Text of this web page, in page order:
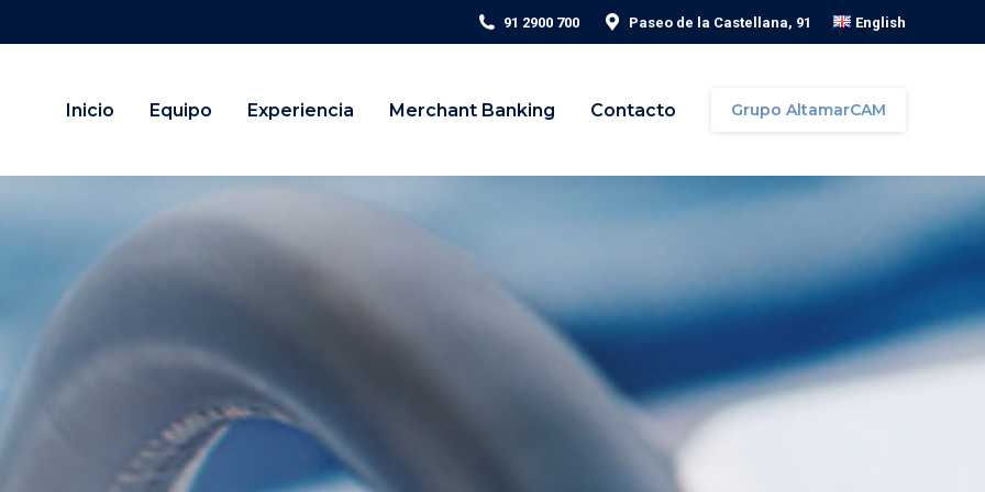
91 2900 700 Paseo de la Castellana, 91 English
Inicio Equipo Experiencia Merchant Banking Contacto Grupo AltamarCAM